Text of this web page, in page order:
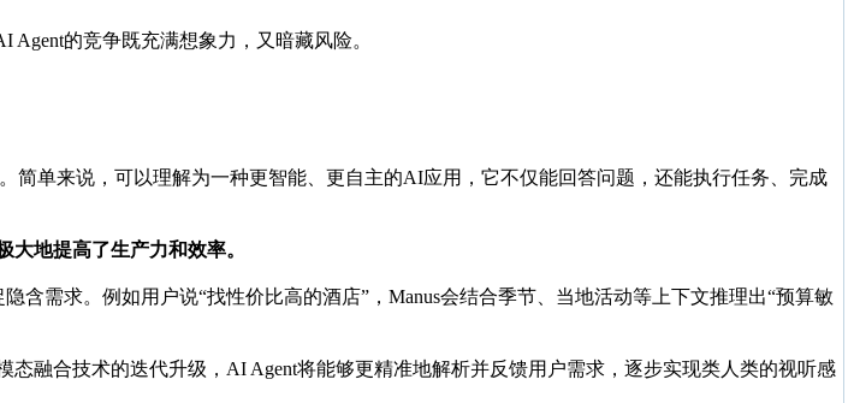
的竞争既充满想象力，又暗藏风险。
简单来说，可以理解为一种更智能、更自主的AI应用，它不仅能回答问题，还能执行任务、完成
地提高了生产力和效率。
含需求。例如用户说“找性价比高的酒店”，Manus会结合季节、当地活动等上下文推理出“预算敏
融合技术的迭代升级，AI Agent将能够更精准地解析并反馈用户需求，逐步实现类人类的视听感